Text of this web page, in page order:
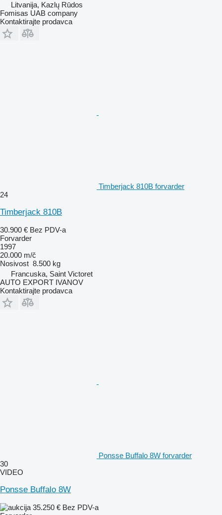
Litvanija, Kazlų Rūdos
Fomisas UAB company
Kontaktirajte prodavca
Timberjack 810B forvarder
24
Timberjack 810B
30.900 € Bez PDV-a
Forvarder
1997
20.000 m/č
Nosivost 8.500 kg
Francuska, Saint Victoret
AUTO EXPORT IVANOV
Kontaktirajte prodavca
Ponsse Buffalo 8W forvarder
30
VIDEO
Ponsse Buffalo 8W
35.250 € Bez PDV-a